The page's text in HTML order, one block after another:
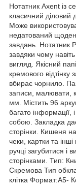
Нотатник Axent із
класичний діловий
Може
недатований
завдань. Нотатник
завдяки чому
вигляд. Якісний
кремового
вбирає чорнило.
записи, малювати,
мм. Містить 96
багато інформації,
собою. Закладка
сторінки. Кишеня
чеки, картки та
ручці загубитися і
сторінками. Тип:
Скремова Тип
клітка Формат:A5-